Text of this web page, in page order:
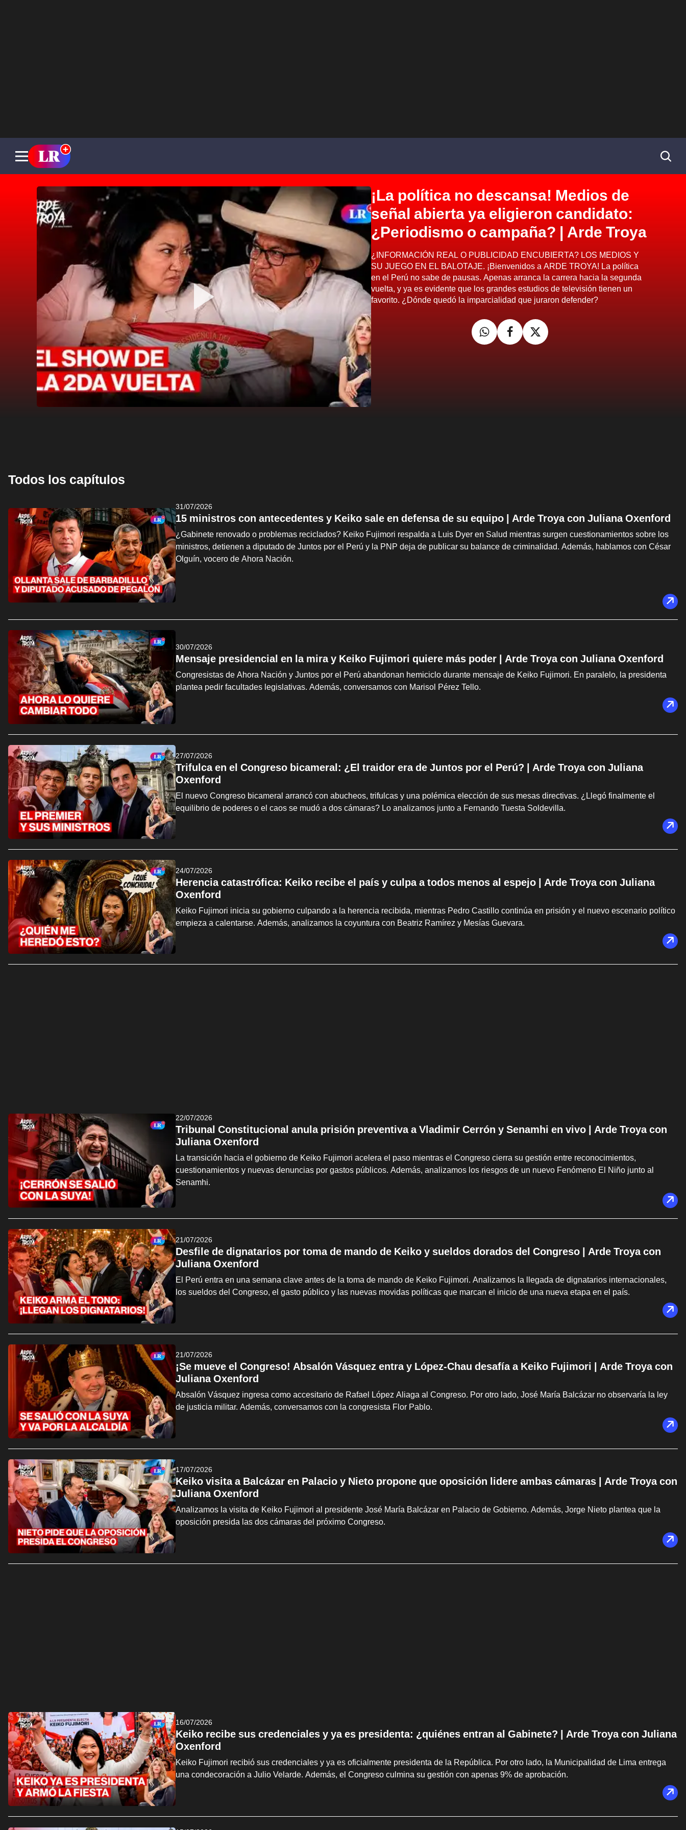
¡La política no descansa! Medios de
señal abierta ya eligieron candidato:
¿Periodismo o campaña? | Arde Troya
¿INFORMACIÓN REAL O PUBLICIDAD ENCUBIERTA? LOS MEDIOS Y
SU JUEGO EN EL BALOTAJE. ¡Bienvenidos a ARDE TROYA! La política
en el Perú no sabe de pausas. Apenas arranca la carrera hacia la segunda
vuelta, y ya es evidente que los grandes estudios de televisión tienen un
favorito. ¿Dónde quedó la imparcialidad que juraron defender?
Todos los capítulos
31/07/2026
15 ministros con antecedentes y Keiko sale en defensa de su equipo | Arde Troya con Juliana Oxenford
¿Gabinete renovado o problemas reciclados? Keiko Fujimori respalda a Luis Dyer en Salud mientras surgen cuestionamientos sobre los
ministros, detienen a diputado de Juntos por el Perú y la PNP deja de publicar su balance de criminalidad. Además, hablamos con César
Olguín, vocero de Ahora Nación.
30/07/2026
Mensaje presidencial en la mira y Keiko Fujimori quiere más poder | Arde Troya con Juliana Oxenford
Congresistas de Ahora Nación y Juntos por el Perú abandonan hemiciclo durante mensaje de Keiko Fujimori. En paralelo, la presidenta
plantea pedir facultades legislativas. Además, conversamos con Marisol Pérez Tello.
27/07/2026
Trifulca en el Congreso bicameral: ¿El traidor era de Juntos por el Perú? | Arde Troya con Juliana
Oxenford
El nuevo Congreso bicameral arrancó con abucheos, trifulcas y una polémica elección de sus mesas directivas. ¿Llegó finalmente el
equilibrio de poderes o el caos se mudó a dos cámaras? Lo analizamos junto a Fernando Tuesta Soldevilla.
24/07/2026
Herencia catastrófica: Keiko recibe el país y culpa a todos menos al espejo | Arde Troya con Juliana
Oxenford
Keiko Fujimori inicia su gobierno culpando a la herencia recibida, mientras Pedro Castillo continúa en prisión y el nuevo escenario político
empieza a calentarse. Además, analizamos la coyuntura con Beatriz Ramírez y Mesías Guevara.
22/07/2026
Tribunal Constitucional anula prisión preventiva a Vladimir Cerrón y Senamhi en vivo | Arde Troya con
Juliana Oxenford
La transición hacia el gobierno de Keiko Fujimori acelera el paso mientras el Congreso cierra su gestión entre reconocimientos,
cuestionamientos y nuevas denuncias por gastos públicos. Además, analizamos los riesgos de un nuevo Fenómeno El Niño junto al
Senamhi.
21/07/2026
Desfile de dignatarios por toma de mando de Keiko y sueldos dorados del Congreso | Arde Troya con
Juliana Oxenford
El Perú entra en una semana clave antes de la toma de mando de Keiko Fujimori. Analizamos la llegada de dignatarios internacionales,
los sueldos del Congreso, el gasto público y las nuevas movidas políticas que marcan el inicio de una nueva etapa en el país.
21/07/2026
¡Se mueve el Congreso! Absalón Vásquez entra y López-Chau desafía a Keiko Fujimori | Arde Troya con
Juliana Oxenford
Absalón Vásquez ingresa como accesitario de Rafael López Aliaga al Congreso. Por otro lado, José María Balcázar no observaría la ley
de justicia militar. Además, conversamos con la congresista Flor Pablo.
17/07/2026
Keiko visita a Balcázar en Palacio y Nieto propone que oposición lidere ambas cámaras | Arde Troya con
Juliana Oxenford
Analizamos la visita de Keiko Fujimori al presidente José María Balcázar en Palacio de Gobierno. Además, Jorge Nieto plantea que la
oposición presida las dos cámaras del próximo Congreso.
16/07/2026
Keiko recibe sus credenciales y ya es presidenta: ¿quiénes entran al Gabinete? | Arde Troya con Juliana
Oxenford
Keiko Fujimori recibió sus credenciales y ya es oficialmente presidenta de la República. Por otro lado, la Municipalidad de Lima entrega
una condecoración a Julio Velarde. Además, el Congreso culmina su gestión con apenas 9% de aprobación.